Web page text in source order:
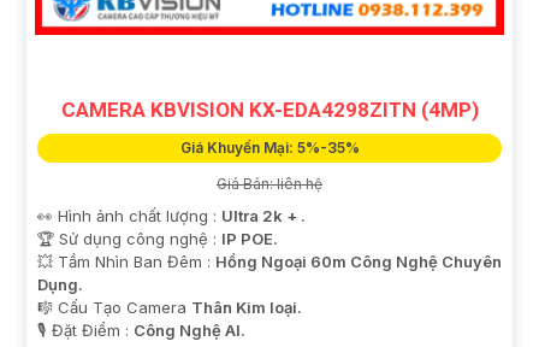
CAMERA KBVISION KX-EDA4298ZITN (4MP)
Giá Khuyến Mại: 5%-35%
Giá Bán: liên hệ
👀 Hình ảnh chất lượng : Ultra 2k + .
🏆 Sử dụng công nghệ : IP POE.
💥 Tầm Nhìn Ban Đêm : Hồng Ngoại 60m Công Nghệ Chuyên
Dụng.
🎼️ Cấu Tạo Camera Thân Kim loại.
️🎙 Đặt Điểm : Công Nghệ AI.